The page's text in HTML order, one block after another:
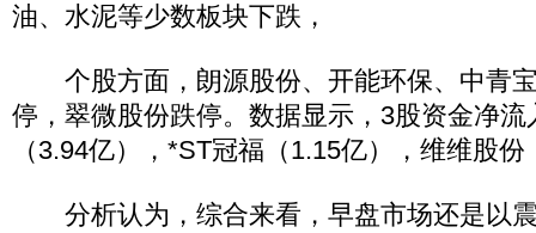
油、水泥等少数板块下跌，
个股方面，朗源股份、开能环保、中青
停，翠微股份跌停。数据显示，3股资金净
（3.94亿），*ST冠福（1.15亿），维维股
分析认为，综合来看，早盘市场还是以